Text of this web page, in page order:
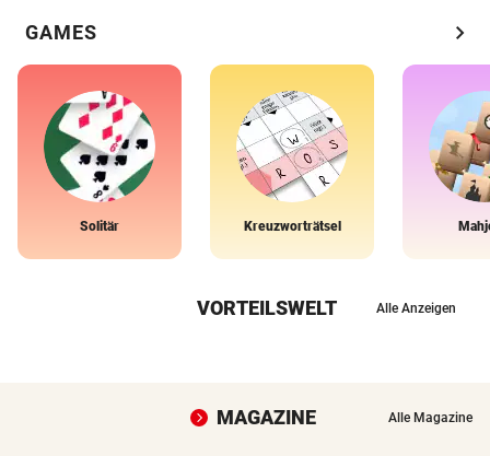
GAMES chevron_right
Solitär Kreuzworträtsel
VORTEILSWELT Alle Anzeigen
MAGAZINE Alle Magazine